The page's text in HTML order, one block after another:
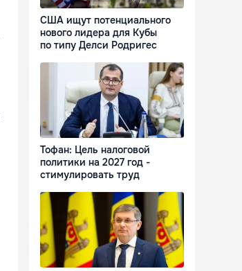
США ищут потенциального
нового лидера для Кубы
по типу Делси Родригес
Тофан: Цель налоговой
политики на 2027 год -
стимулировать труд